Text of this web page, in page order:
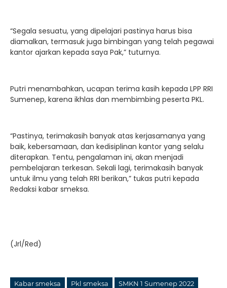
“Segala sesuatu, yang dipelajari pastinya harus bisa
diamalkan, termasuk juga bimbingan yang telah pegawai
kantor ajarkan kepada saya Pak,” tuturnya.
Putri menambahkan, ucapan terima kasih kepada LPP RRI
Sumenep, karena ikhlas dan membimbing peserta PKL.
“Pastinya, terimakasih banyak atas kerjasamanya yang
baik, kebersamaan, dan kedisiplinan kantor yang selalu
diterapkan. Tentu, pengalaman ini, akan menjadi
pembelajaran terkesan. Sekali lagi, terimakasih banyak
untuk ilmu yang telah RRI berikan,” tukas putri kepada
Redaksi kabar smeksa.
(Jrl/Red)
Kabar smeksa Pkl smeksa SMKN 1 Sumenep 2022